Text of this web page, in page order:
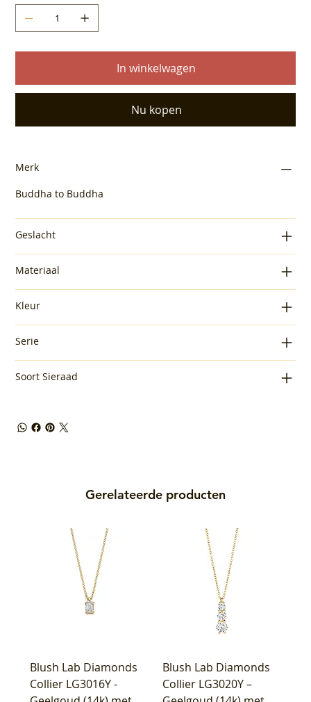
In winkelwagen
Nu kopen
Merk
Buddha to Buddha
Geslacht
Materiaal
Kleur
Serie
Soort Sieraad
Gerelateerde producten
Blush Lab Diamonds
Collier LG3016Y -
Blush Lab Diamonds
Collier LG3020Y –